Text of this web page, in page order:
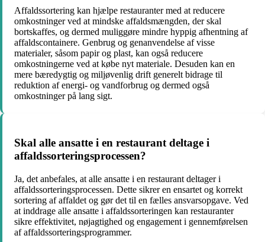
Affaldssortering kan hjælpe restauranter med at reducere
omkostninger ved at mindske affaldsmængden, der skal
bortskaffes, og dermed muliggøre mindre hyppig afhentning af
affaldscontainere. Genbrug og genanvendelse af visse
materialer, såsom papir og plast, kan også reducere
omkostningerne ved at købe nyt materiale. Desuden kan en
mere bæredygtig og miljøvenlig drift generelt bidrage til
reduktion af energi- og vandforbrug og dermed også
omkostninger på lang sigt.
Skal alle ansatte i en restaurant deltage i
affaldssorteringsprocessen?
Ja, det anbefales, at alle ansatte i en restaurant deltager i
affaldssorteringsprocessen. Dette sikrer en ensartet og korrekt
sortering af affaldet og gør det til en fælles ansvarsopgave. Ved
at inddrage alle ansatte i affaldssorteringen kan restauranter
sikre effektivitet, nøjagtighed og engagement i gennemførelsen
af affaldssorteringsprogrammer.